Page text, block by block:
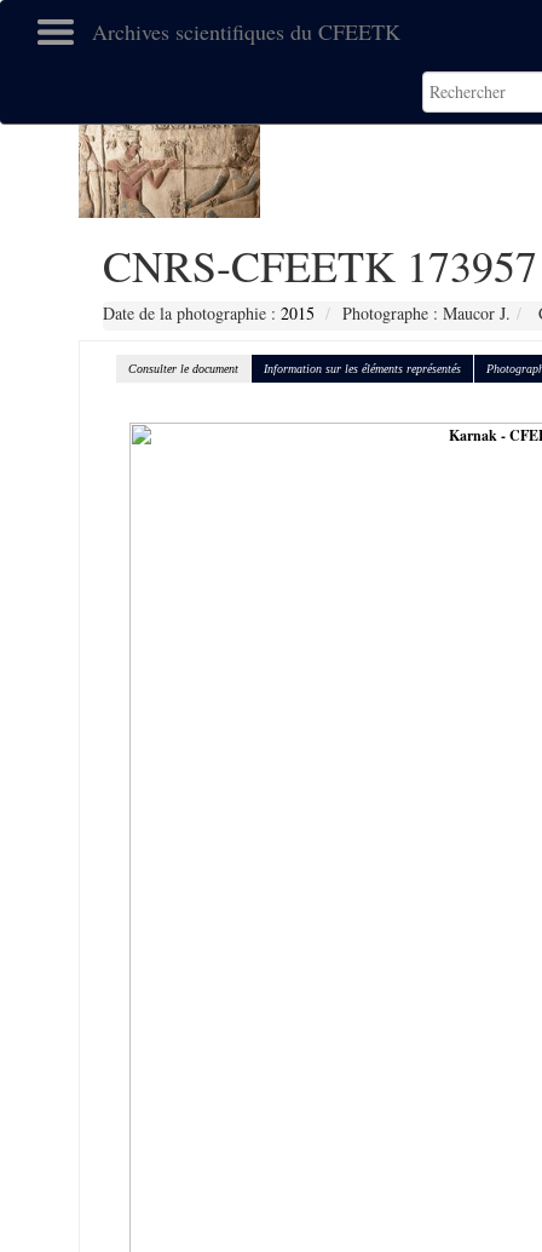
Archives scientifiques du CFEETK
CNRS-CFEETK 173957
Date de la photographie : 2015 Photographe : Maucor J.
Consulter le document Information sur les éléments représentés